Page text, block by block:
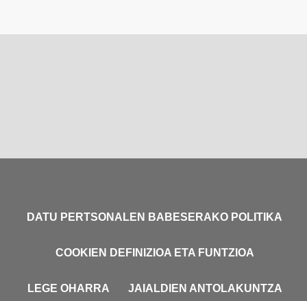
DATU PERTSONALEN BABESERAKO POLITIKA
COOKIEN DEFINIZIOA ETA FUNTZIOA
LEGE OHARRA JAIALDIEN ANTOLAKUNTZA